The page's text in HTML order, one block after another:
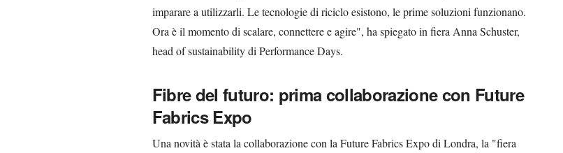
imparare a utilizzarli. Le tecnologie di riciclo esistono, le prime soluzioni funzionano.
Ora è il momento di scalare, connettere e agire", ha spiegato in fiera Anna Schuster,
head of sustainability di Performance Days.
Fibre del futuro: prima collaborazione con Future
Fabrics Expo
Una novità è stata la collaborazione con la Future Fabrics Expo di Londra, la "fiera